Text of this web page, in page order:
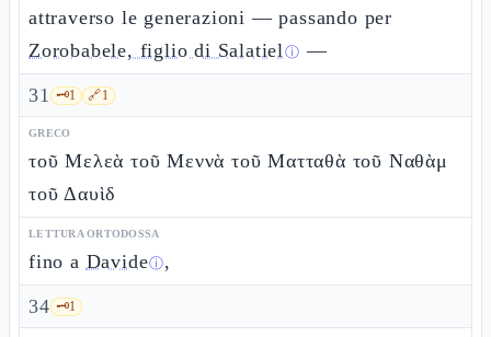
attraverso le generazioni — passando per
Zorobabele, figlio di Salatielⓘ —
31 🗝️1 🔗1
GRECO
τοῦ Μελεὰ τοῦ Μεννὰ τοῦ Ματταθὰ τοῦ Ναθὰμ
τοῦ Δαυὶδ
LETTURA ORTODOSSA
fino a Davideⓘ,
34 🗝️1